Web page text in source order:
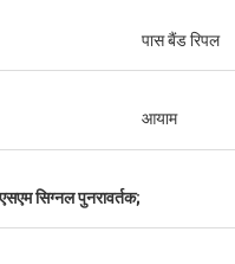
पास बैंड रिपल
आयाम
सिग्नल पुनरावर्तक;